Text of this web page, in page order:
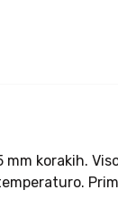
mm korakih.